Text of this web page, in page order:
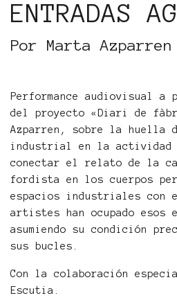
ENTRADAS
Por Marta Azparren
Performance audiovisual
del proyecto «Diari de
Azparren, sobre la huella
industrial en la actividad
conectar el relato de la
fordista en los cuerpos
espacios industriales con
artistes han ocupado esos
asumiendo su condición
sus bucles.
Con la colaboración
Escutia.